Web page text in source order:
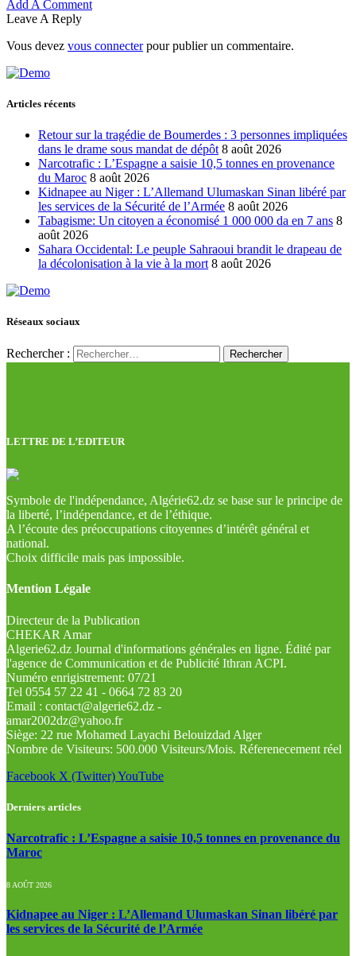
Add A Comment
Leave A Reply
Vous devez vous connecterpour publier un commentaire.
Articles récents
Retour sur la tragédie de Boumerdes : 3 personnes impliquées
dans le drame sous mandat de dépôt 8 août 2026
Narcotrafic : L’Espagne a saisie 10,5 tonnes en provenance
du Maroc 8 août 2026
Kidnapee au Niger : L’Allemand Ulumaskan Sinan libéré par
les services de la Sécurité de l’Armée 8 août 2026
Tabagisme: Un citoyen a économisé 1 000 000 da en 7 ans 8
août 2026
Sahara Occidental: Le peuple Sahraoui brandit le drapeau de
la décolonisation à la vie à la mort 8 août 2026
Réseaux sociaux
Rechercher :
LETTRE DE L’EDITEUR
Symbole de l'indépendance, Algérie62.dz se base sur le principe de
la liberté, l’indépendance, et de l’éthique.
A l’écoute des préoccupations citoyennes d’intérêt général et
national.
Choix difficile mais pas impossible.
Mention Légale
Directeur de la Publication
CHEKAR Amar
Algerie62.dz Journal d'informations générales en ligne. Édité par
l'agence de Communication et de Publicité Ithran ACPI.
Numéro enrigistrement: 07/21
Tel 0554 57 22 41 - 0664 72 83 20
Email : contact@algerie62.dz -
amar2002dz@yahoo.fr
Siège: 22 rue Mohamed Layachi Belouizdad Alger
Nombre de Visiteurs: 500.000 Visiteurs/Mois. Réferenecement réel
Facebook X (Twitter)YouTube
Derniers articles
Narcotrafic : L’Espagne a saisie 10,5 tonnes en provenance du
Maroc
8 AOÛT 2026
Kidnapee au Niger : L’Allemand Ulumaskan Sinan libéré par
les services de la Sécurité de l’Armée